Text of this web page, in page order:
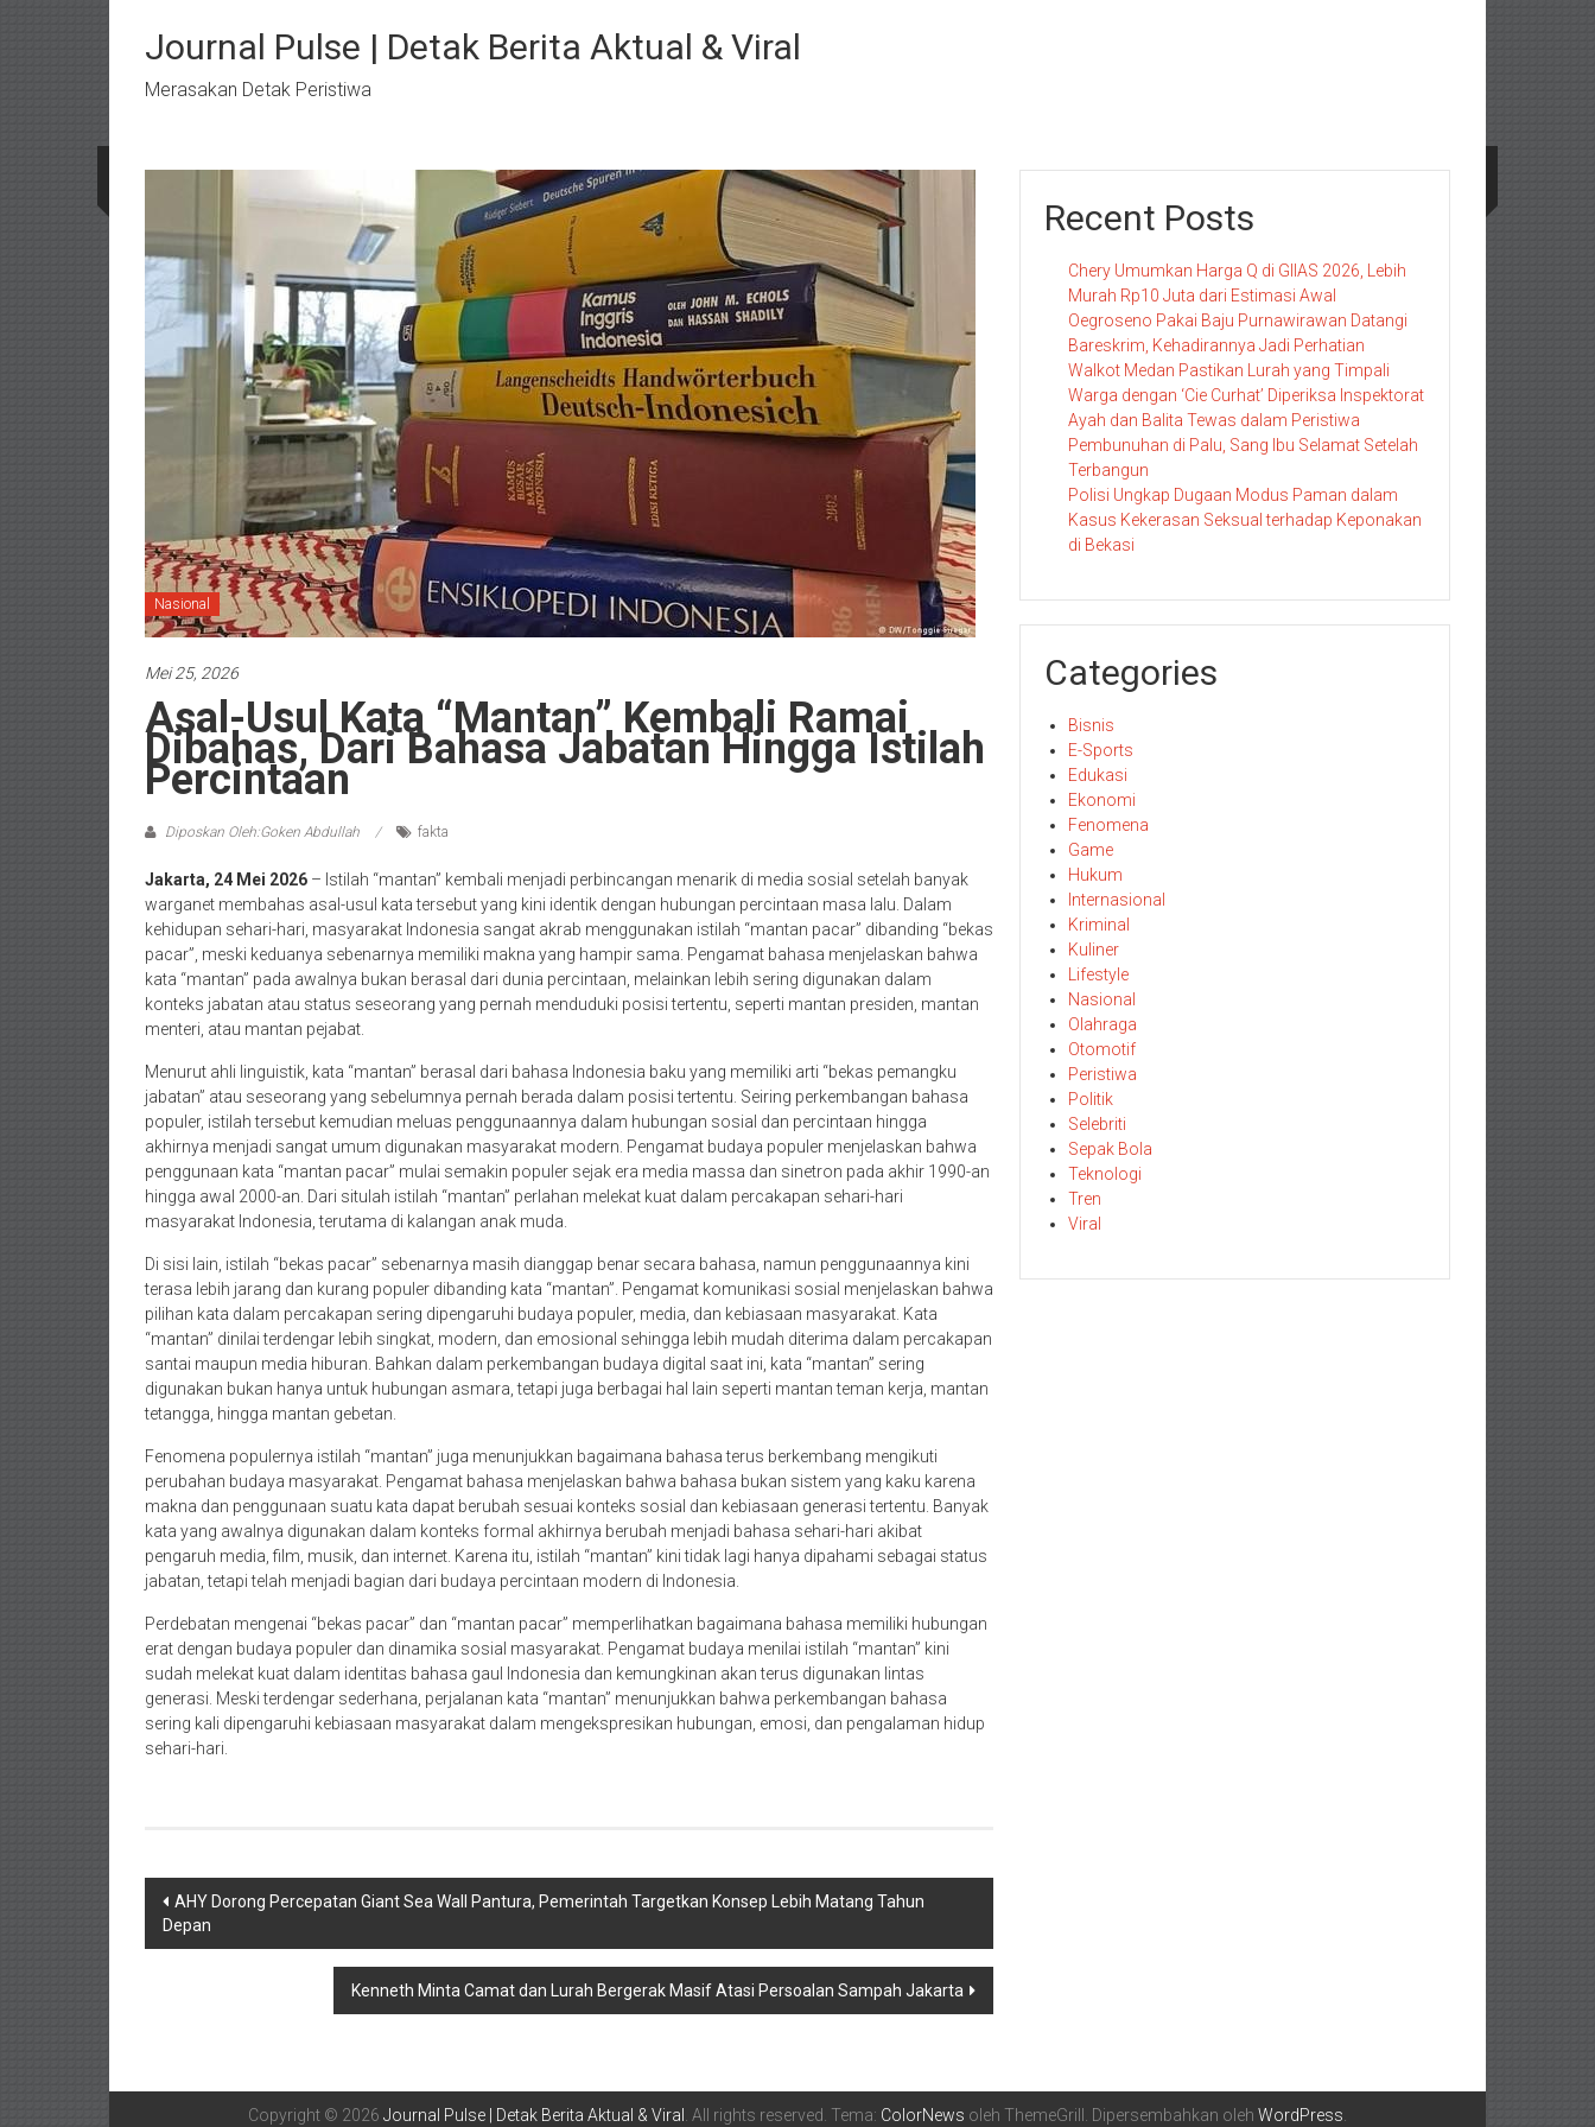
kontenJournal Pulse | Detak Berita Aktual & Viral
Merasakan Detak Peristiwa
Nasional
Mei 25, 2026
Asal-Usul Kata “Mantan” Kembali Ramai
Dibahas, Dari Bahasa Jabatan Hingga Istilah
Percintaan
Diposkan Oleh:Goken Abdullah fakta
Jakarta, 24 Mei 2026 – Istilah “mantan” kembali menjadi perbincangan menarik di media sosial setelah banyak
warganet membahas asal-usul kata tersebut yang kini identik dengan hubungan percintaan masa lalu. Dalam
kehidupan sehari-hari, masyarakat Indonesia sangat akrab menggunakan istilah “mantan pacar” dibanding “bekas
pacar”, meski keduanya sebenarnya memiliki makna yang hampir sama. Pengamat bahasa menjelaskan bahwa
kata “mantan” pada awalnya bukan berasal dari dunia percintaan, melainkan lebih sering digunakan dalam
konteks jabatan atau status seseorang yang pernah menduduki posisi tertentu, seperti mantan presiden, mantan
menteri, atau mantan pejabat.
Menurut ahli linguistik, kata “mantan” berasal dari bahasa Indonesia baku yang memiliki arti “bekas pemangku
jabatan” atau seseorang yang sebelumnya pernah berada dalam posisi tertentu. Seiring perkembangan bahasa
populer, istilah tersebut kemudian meluas penggunaannya dalam hubungan sosial dan percintaan hingga
akhirnya menjadi sangat umum digunakan masyarakat modern. Pengamat budaya populer menjelaskan bahwa
penggunaan kata “mantan pacar” mulai semakin populer sejak era media massa dan sinetron pada akhir 1990-an
hingga awal 2000-an. Dari situlah istilah “mantan” perlahan melekat kuat dalam percakapan sehari-hari
masyarakat Indonesia, terutama di kalangan anak muda.
Di sisi lain, istilah “bekas pacar” sebenarnya masih dianggap benar secara bahasa, namun penggunaannya kini
terasa lebih jarang dan kurang populer dibanding kata “mantan”. Pengamat komunikasi sosial menjelaskan bahwa
pilihan kata dalam percakapan sering dipengaruhi budaya populer, media, dan kebiasaan masyarakat. Kata
“mantan” dinilai terdengar lebih singkat, modern, dan emosional sehingga lebih mudah diterima dalam percakapan
santai maupun media hiburan. Bahkan dalam perkembangan budaya digital saat ini, kata “mantan” sering
digunakan bukan hanya untuk hubungan asmara, tetapi juga berbagai hal lain seperti mantan teman kerja, mantan
tetangga, hingga mantan gebetan.
Fenomena populernya istilah “mantan” juga menunjukkan bagaimana bahasa terus berkembang mengikuti
perubahan budaya masyarakat. Pengamat bahasa menjelaskan bahwa bahasa bukan sistem yang kaku karena
makna dan penggunaan suatu kata dapat berubah sesuai konteks sosial dan kebiasaan generasi tertentu. Banyak
kata yang awalnya digunakan dalam konteks formal akhirnya berubah menjadi bahasa sehari-hari akibat
pengaruh media, film, musik, dan internet. Karena itu, istilah “mantan” kini tidak lagi hanya dipahami sebagai status
jabatan, tetapi telah menjadi bagian dari budaya percintaan modern di Indonesia.
Perdebatan mengenai “bekas pacar” dan “mantan pacar” memperlihatkan bagaimana bahasa memiliki hubungan
erat dengan budaya populer dan dinamika sosial masyarakat. Pengamat budaya menilai istilah “mantan” kini
sudah melekat kuat dalam identitas bahasa gaul Indonesia dan kemungkinan akan terus digunakan lintas
generasi. Meski terdengar sederhana, perjalanan kata “mantan” menunjukkan bahwa perkembangan bahasa
sering kali dipengaruhi kebiasaan masyarakat dalam mengekspresikan hubungan, emosi, dan pengalaman hidup
sehari-hari.
Navigasi
pos
AHY Dorong Percepatan Giant Sea Wall Pantura, Pemerintah Targetkan Konsep Lebih Matang Tahun
Depan
Kenneth Minta Camat dan Lurah Bergerak Masif Atasi Persoalan Sampah Jakarta
Recent Posts
Chery Umumkan Harga Q di GIIAS 2026, Lebih
Murah Rp10 Juta dari Estimasi Awal
Oegroseno Pakai Baju Purnawirawan Datangi
Bareskrim, Kehadirannya Jadi Perhatian
Walkot Medan Pastikan Lurah yang Timpali
Warga dengan ‘Cie Curhat’ Diperiksa Inspektorat
Ayah dan Balita Tewas dalam Peristiwa
Pembunuhan di Palu, Sang Ibu Selamat Setelah
Terbangun
Polisi Ungkap Dugaan Modus Paman dalam
Kasus Kekerasan Seksual terhadap Keponakan
di Bekasi
Categories
Bisnis
E-Sports
Edukasi
Ekonomi
Fenomena
Game
Hukum
Internasional
Kriminal
Kuliner
Lifestyle
Nasional
Olahraga
Otomotif
Peristiwa
Politik
Selebriti
Sepak Bola
Teknologi
Tren
Viral
Copyright © 2026 Journal Pulse | Detak Berita Aktual & Viral . All rights reserved. Tema: ColorNews oleh ThemeGrill. Dipersembahkan oleh WordPress